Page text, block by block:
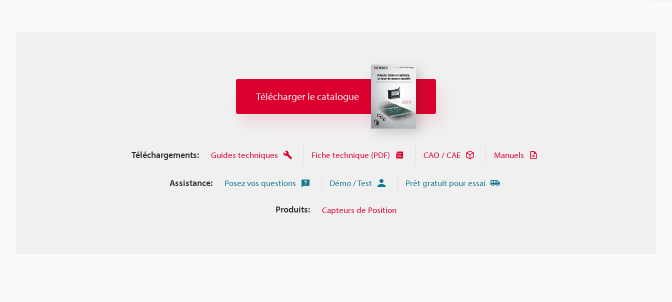
Télécharger le catalogue
Téléchargements: Guides techniques Fiche technique (PDF) CAO / CAE Manuels
Assistance: Posez vos questions Démo / Test Prêt gratuit pour essai
Produits: Capteurs de Position